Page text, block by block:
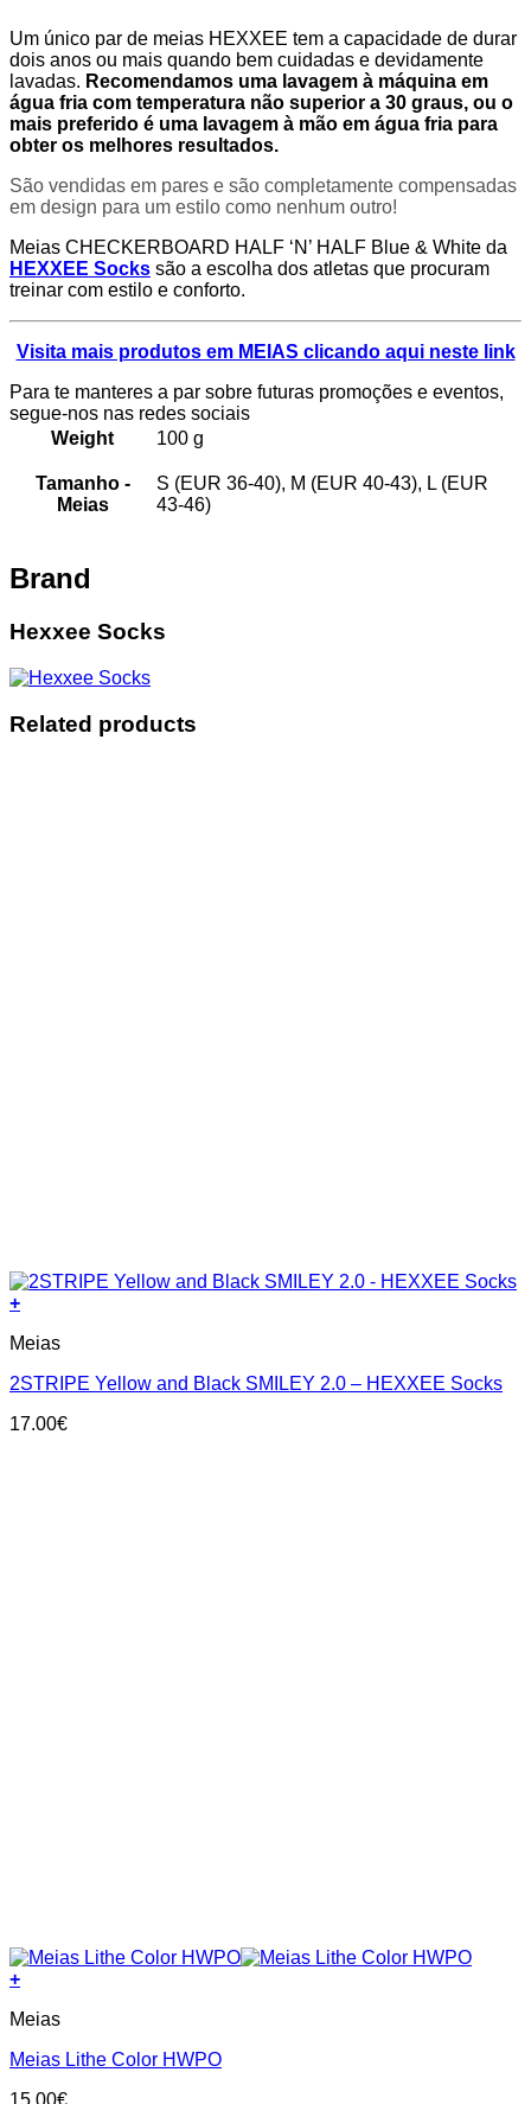
Um único par de meias HEXXEE tem a capacidade de durar
dois anos ou mais quando bem cuidadas e devidamente
lavadas. Recomendamos uma lavagem à máquina em
água fria com temperatura não superior a 30 graus, ou o
mais preferido é uma lavagem à mão em água fria para
obter os melhores resultados.
São vendidas em pares e são completamente compensadas
em design para um estilo como nenhum outro!
Meias CHECKERBOARD HALF ‘N’ HALF Blue & White da
HEXXEE Socks são a escolha dos atletas que procuram
treinar com estilo e conforto.
Visita mais produtos em MEIAS clicando aqui neste link
Para te manteres a par sobre futuras promoções e eventos,
segue-nos nas redes sociais
Weight
100 g
Tamanho -
Meias
S (EUR 36-40), M (EUR 40-43), L (EUR
43-46)
Brand
Hexxee Socks
Related products
+
product
multiple
The
Meias
2STRIPE Yellow and Black SMILEY 2.0 – HEXXEE Socks
17.00€
+
product
multiple
Meias
Meias Lithe Color HWPO